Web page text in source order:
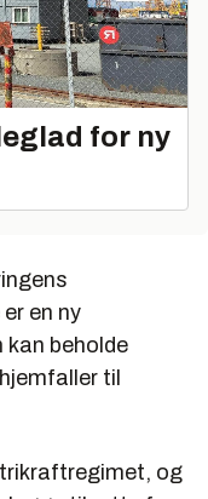
for ny
en ny
kan beholde
til
og